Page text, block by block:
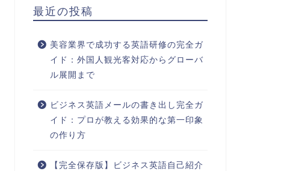
最近の投稿
美容業界で成功する英語研修の完全ガ
イド：外国人観光客対応からグローバ
ル展開まで
ビジネス英語メールの書き出し完全ガ
イド：プロが教える効果的な第一印象
の作り方
【完全保存版】ビジネス英語自己紹介